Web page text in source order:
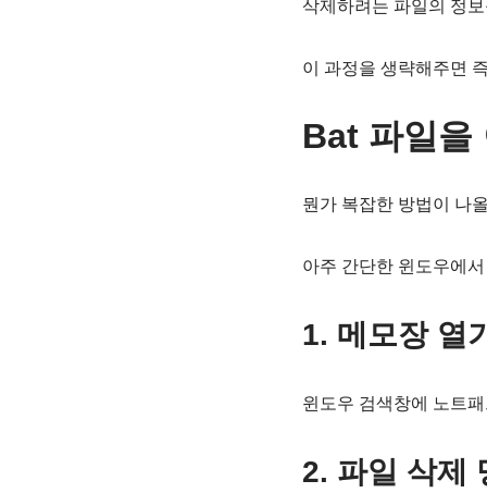
삭제하려는 파일의 정
이 과정을 생략해주면
Bat 파일을
뭔가 복잡한 방법이 나
아주 간단한 윈도우에
1. 메모장 열
윈도우 검색창에 노트
2. 파일 삭제